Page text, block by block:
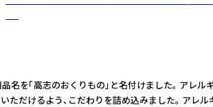
志のおくりもの」と名付けました。 ア
るよう、こだわりを詰め込みました。